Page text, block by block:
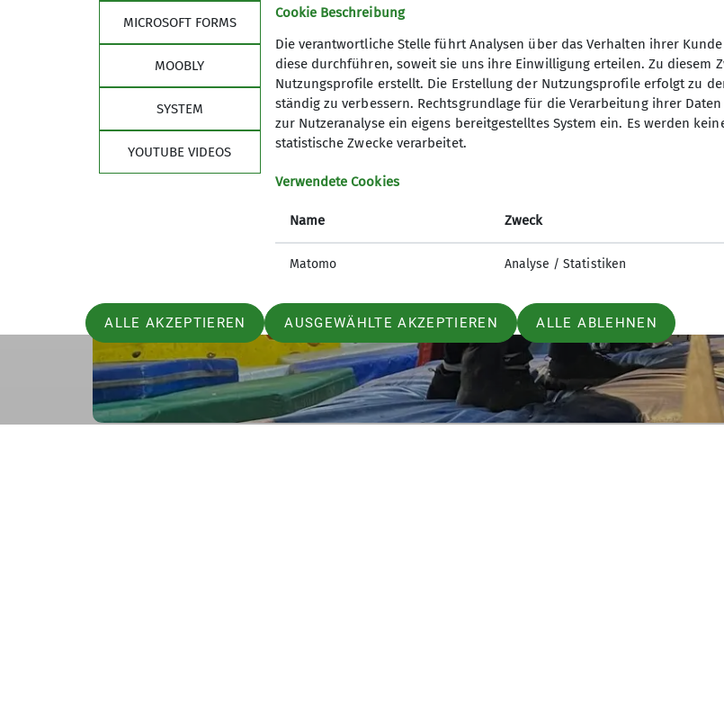
MICROSOFT FORMS
MOOBLY
SYSTEM
YOUTUBE VIDEOS
Cookie Beschreibung
Die verantwortliche Stelle führt Analysen über das Verhalten ihrer
diese durchführen, soweit sie uns ihre Einwilligung erteilen. Zu diesem
Nutzungsprofile erstellt. Die Erstellung der Nutzungsprofile erfolgt zu
ständig zu verbessern. Rechtsgrundlage für die Verarbeitung ihrer
zur Nutzeranalyse ein eigens bereitgestelltes System ein. Es werden
statistische Zwecke verarbeitet.
Verwendete Cookies
Name Zweck
Matomo Analyse / Statistiken
ALLE AKZEPTIEREN AUSGEWÄHLTE AKZEPTIEREN ALLE ABLEHNEN